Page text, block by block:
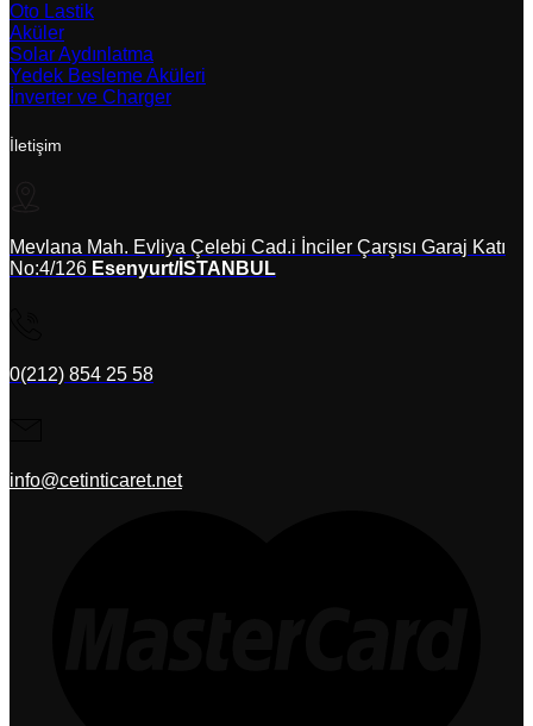
Oto Lastik
Aküler
Solar Aydınlatma
Yedek Besleme Aküleri
İnverter ve Charger
İletişim
Mevlana Mah. Evliya Çelebi Cad.i İnciler Çarşısı Garaj Katı
No:4/126 Esenyurt/İSTANBUL
0(212) 854 25 58
info@cetinticaret.net